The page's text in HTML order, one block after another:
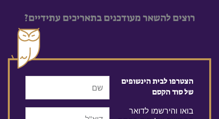
רוצים להשאר מעודכנים בתאריכים עתידיים?
הצטרפו לבית הינשופים
של סוד הקסם
בואו והירשמו לדואר